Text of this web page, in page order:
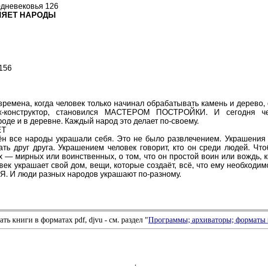
126
НАРОДЫ
когда человек только начинал обрабатывать камень и
конструктор, становился МАСТЕРОМ ПОСТРОЙКИ. И сегодня
и в деревне. Каждый народ это делает по-своему.
все народы украшали себя. Это не было развлечением. Украшения
друг друга. Украшением человек говорит, кто он среди людей.
— мирных или воинственных, о том, что он простой воин или вождь,
украшает свой дом, вещи, которые создаёт, всё, что ему
люди разных народов украшают по-разному.
книги в форматахpdf,djvu - см. раздел "Программы; архиваторы; форматы
.